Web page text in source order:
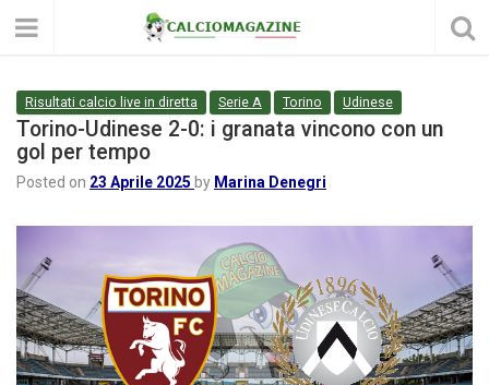
Risultati calcio live in diretta Serie A Torino Udinese
Torino-Udinese 2-0: i granata vincono con un
gol per tempo
Posted on 23 Aprile 2025 by Marina Denegri